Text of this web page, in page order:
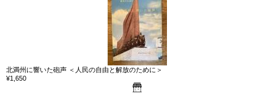
北満州に響いた砲声 ＜人民の自由と解放のために＞
¥1,650